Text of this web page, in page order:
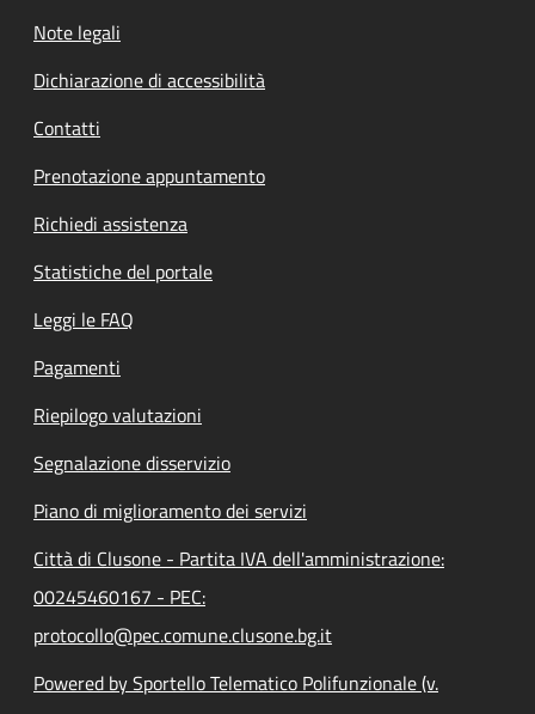
Note legali
Dichiarazione di accessibilità
Contatti
Prenotazione appuntamento
Richiedi assistenza
Statistiche del portale
Leggi le FAQ
Pagamenti
Riepilogo valutazioni
Segnalazione disservizio
Piano di miglioramento dei servizi
Città di Clusone - Partita IVA dell'amministrazione:
00245460167 - PEC:
protocollo@pec.comune.clusone.bg.it
Powered by Sportello Telematico Polifunzionale (v.